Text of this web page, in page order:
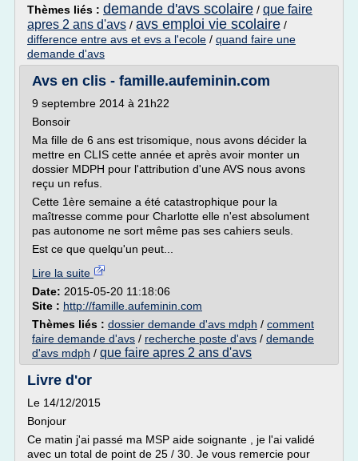
Thèmes liés : demande d'avs scolaire / que faire
apres 2 ans d'avs / avs emploi vie scolaire /
difference entre avs et evs a l'ecole / quand faire une
demande d'avs
Avs en clis - famille.aufeminin.com
9 septembre 2014 à 21h22
Bonsoir
Ma fille de 6 ans est trisomique, nous avons décider la
mettre en CLIS cette année et après avoir monter un
dossier MDPH pour l'attribution d'une AVS nous avons
reçu un refus.
Cette 1ère semaine a été catastrophique pour la
maîtresse comme pour Charlotte elle n'est absolument
pas autonome ne sort même pas ses cahiers seuls.
Est ce que quelqu'un peut...
Lire la suite
Date: 2015-05-20 11:18:06
Site : http://famille.aufeminin.com
Thèmes liés : dossier demande d'avs mdph / comment
faire demande d'avs / recherche poste d'avs / demande
d'avs mdph / que faire apres 2 ans d'avs
Livre d'or
Le 14/12/2015
Bonjour
Ce matin j'ai passé ma MSP aide soignante , je l'ai validé
avec un total de point de 25 / 30. Je vous remercie pour